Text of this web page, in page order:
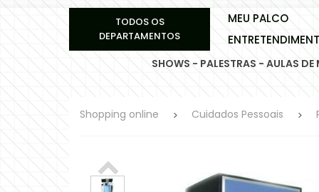
TODOS OS
DEPARTAMENTOS
MEU PALCO
SHOWS - PALESTRAS - AULAS
Shopping online Cuidados Pessoais